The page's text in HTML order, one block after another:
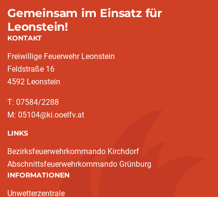
Gemeinsam im Einsatz für
Leonstein!
KONTAKT
Freiwillige Feuerwehr Leonstein
Feldstraße 16
4592 Leonstein
T: 07584/2288
M: 05104@ki.ooelfv.at
LINKS
Bezirksfeuerwehrkommando Kirchdorf
Abschnittsfeuerwehrkommando Grünburg
INFORMATIONEN
Unwetterzentrale